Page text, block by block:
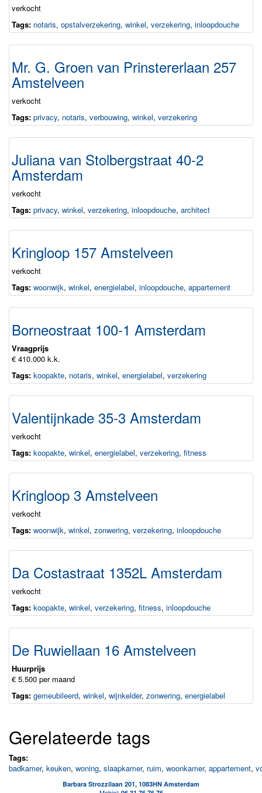
verkocht
Tags: notaris, opstalverzekering, winkel, verzekering, inloopdouche
Mr. G. Groen van Prinstererlaan 257
Amstelveen
verkocht
Tags: privacy, notaris, verbouwing, winkel, verzekering
Juliana van Stolbergstraat 40-2
Amsterdam
verkocht
Tags: privacy, winkel, verzekering, inloopdouche, architect
Kringloop 157 Amstelveen
verkocht
Tags: woonwijk, winkel, energielabel, inloopdouche, appartement
Borneostraat 100-1 Amsterdam
Vraagprijs
€ 410.000 k.k.
Tags: koopakte, notaris, winkel, energielabel, verzekering
Valentijnkade 35-3 Amsterdam
verkocht
Tags: koopakte, winkel, energielabel, verzekering, fitness
Kringloop 3 Amstelveen
verkocht
Tags: woonwijk, winkel, zonwering, verzekering, inloopdouche
Da Costastraat 1352L Amsterdam
verkocht
Tags: koopakte, winkel, verzekering, fitness, inloopdouche
De Ruwiellaan 16 Amstelveen
Huurprijs
€ 5.500 per maand
Tags: gemeubileerd, winkel, wijnkelder, zonwering, energielabel
Gerelateerde tags
Tags:
badkamer, keuken, woning, slaapkamer, ruim, woonkamer, appartement,
Barbara Strozzilaan 201, 1083HN Amsterdam